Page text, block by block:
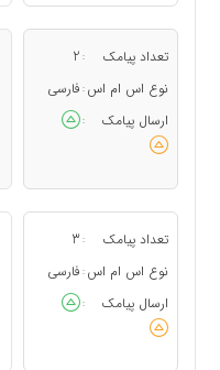
تعداد پیامک :
2
نوع اس ام اس : فارسی
ارسال پیامک
:
تعداد پیامک :
3
نوع اس ام اس : فارسی
ارسال پیامک
: